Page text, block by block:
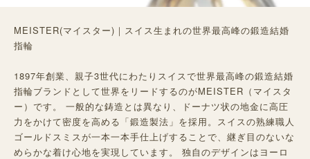
MEISTER(マイスター)｜スイス生まれの世界最高峰の鍛造結婚
指輪
1897年創業、親子3世代にわたりスイスで世界最高峰の鍛造結婚
指輪ブランドとして世界をリードするのがMEISTER（マイスタ
ー）です。 一般的な鋳造とは異なり、ドーナツ状の地金に高圧
力をかけて密度を高める「鍛造製法」を採用。スイスの熟練職人
ゴールドスミスが一本一本手仕上げすることで、継ぎ目のないな
めらかな着け心地を実現しています。 独自のデザインはヨーロ